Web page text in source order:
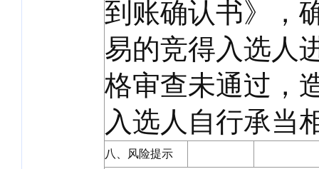
到账确认书》，
易的竞得入选人
格审查未通过，
入选人自行承当
八、风险提示